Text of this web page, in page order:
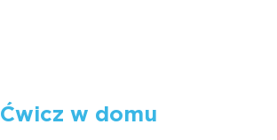
Ćwicz w domu